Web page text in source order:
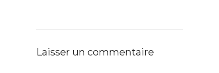
Laisser un commentaire